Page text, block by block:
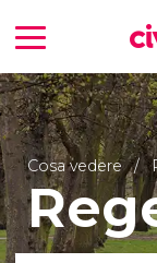
Cosa vedere